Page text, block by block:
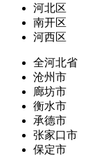
河北区
南开区
河西区
全河北省
沧州市
廊坊市
衡水市
承德市
张家口市
保定市